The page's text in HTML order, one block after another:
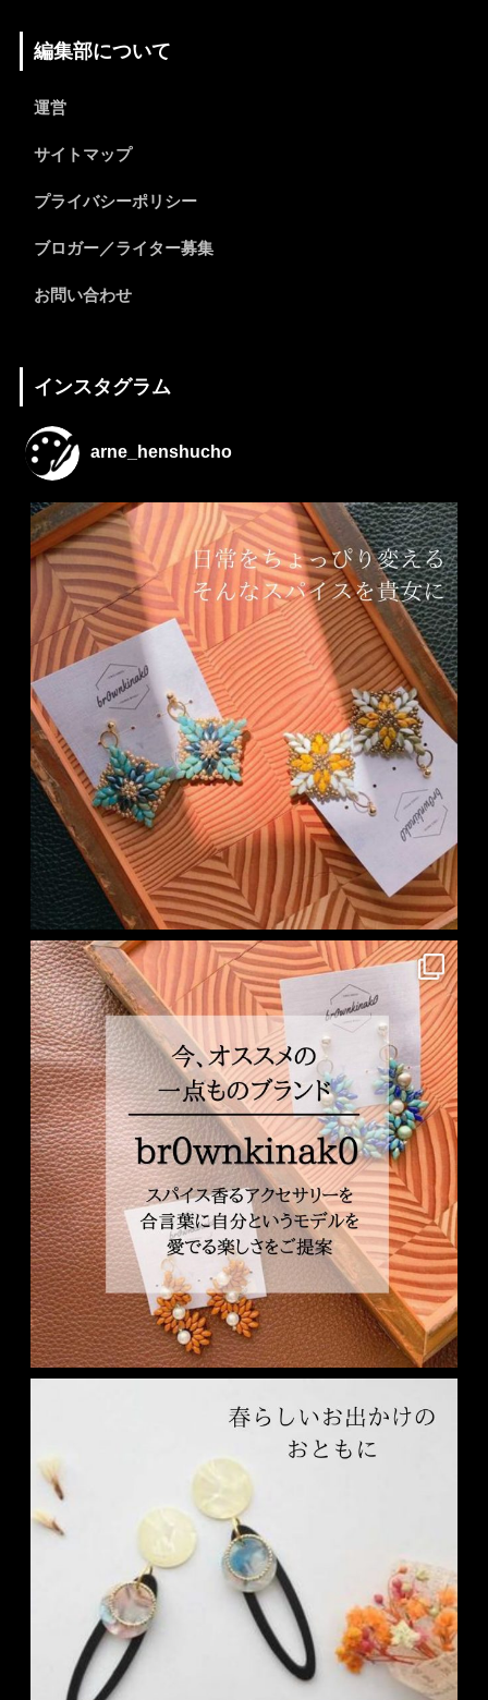
編集部について
運営
サイトマップ
プライバシーポリシー
ブロガー／ライター募集
お問い合わせ
インスタグラム
arne_henshucho